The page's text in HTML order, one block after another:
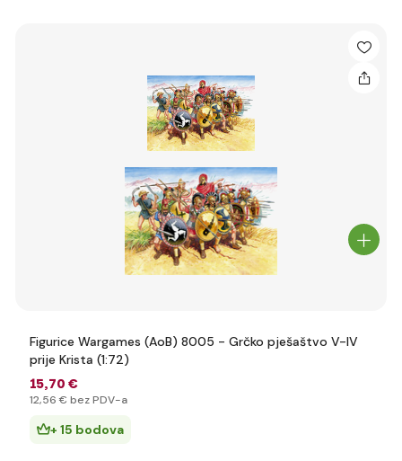
Figurice Wargames (AoB) 8005 - Grčko pješaštvo V-IV
prije Krista (1:72)
15,70 €
12,56 € bez PDV-a
+ 15 bodova